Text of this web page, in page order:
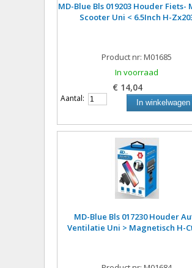
MD-Blue Bls 019203 Houder Fiets-
Scooter Uni < 6.5Inch H-
Product nr: M01685
In voorraad
€ 14,04
Aantal: In winkelwagen
MD-Blue Bls 017230 Houder
Ventilatie Uni > Magnetisch H-